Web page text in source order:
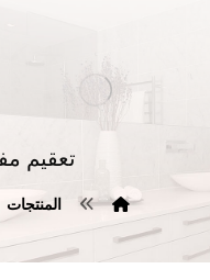
تعقيم
المنتجات